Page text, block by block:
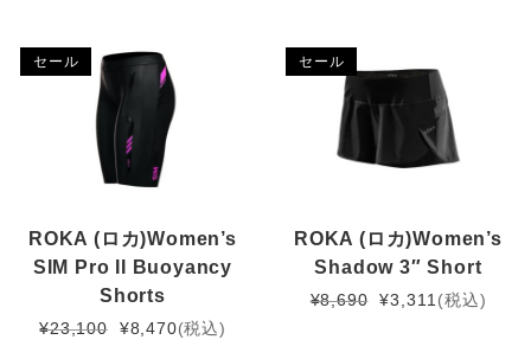
セール
ROKA (ロカ)Women’s
SIM Pro II Buoyancy
Shorts
¥23,100
元
¥8,470
現
(税込)
セール
ROKA (ロカ)Women’s
Shadow 3″ Short
¥8,690
元
¥3,311
現
(税込)